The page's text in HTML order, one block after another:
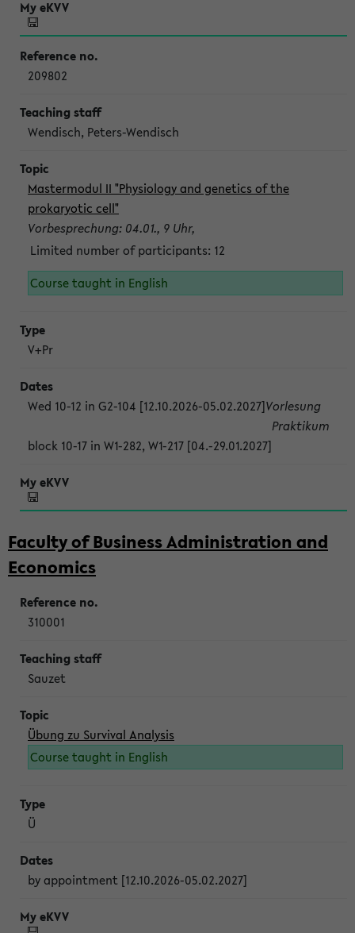
209802
Wendisch, Peters-Wendisch
Mastermodul II "Physiology and genetics of the
prokaryotic cell"
Vorbesprechung: 04.01., 9 Uhr,
Limited number of participants: 12
Course taught in English
V+Pr
Wed 10-12 in G2-104 [12.10.2026-05.02.2027]Vorlesung
block 10-17 in W1-282, W1-217 [04.-29.01.2027]
Praktikum
Faculty of Business Administration and
Economics
310001
Sauzet
Übung zu Survival Analysis
Course taught in English
Ü
by appointment [12.10.2026-05.02.2027]